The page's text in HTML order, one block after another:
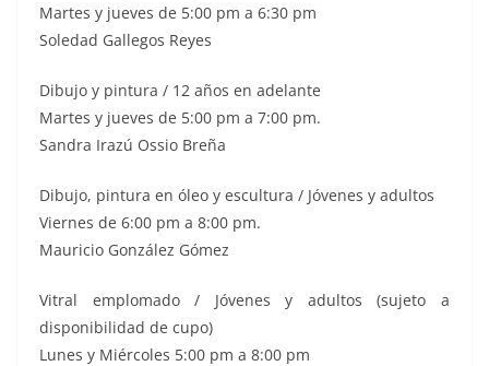
Martes y jueves de 5:00 pm a 6:30 pm
Soledad Gallegos Reyes
Dibujo y pintura / 12 años en adelante
Martes y jueves de 5:00 pm a 7:00 pm.
Sandra Irazú Ossio Breña
Dibujo, pintura en óleo y escultura / Jóvenes y adultos
Viernes de 6:00 pm a 8:00 pm.
Mauricio González Gómez
Vitral emplomado / Jóvenes y adultos (sujeto a
disponibilidad de cupo)
Lunes y Miércoles 5:00 pm a 8:00 pm